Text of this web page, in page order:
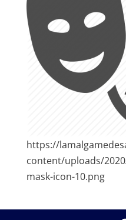
https://
content/uploads/
mask-icon-10.png